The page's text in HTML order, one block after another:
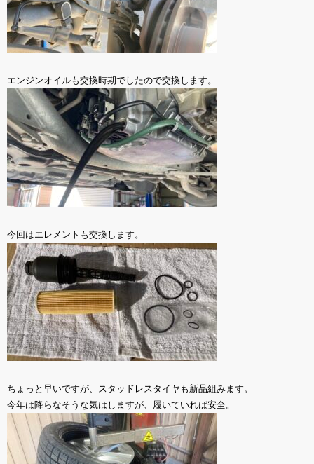
エンジンオイルも交換時期でしたので交換します。
今回はエレメントも交換します。
ちょっと早いですが、スタッドレスタイヤも新品組みます。
今年は降らなそうな気はしますが、履いていれば安全。